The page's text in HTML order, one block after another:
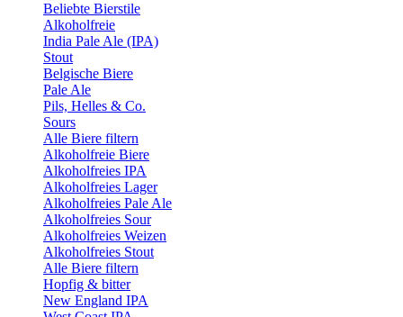
Beliebte Bierstile
Alkoholfreie
India Pale Ale (IPA)
Stout
Belgische Biere
Pale Ale
Pils, Helles & Co.
Sours
Alle Biere filtern
Alkoholfreie Biere
Alkoholfreies IPA
Alkoholfreies Lager
Alkoholfreies Pale Ale
Alkoholfreies Sour
Alkoholfreies Weizen
Alkoholfreies Stout
Alle Biere filtern
Hopfig & bitter
New England IPA